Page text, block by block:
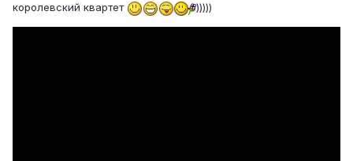
королевский квартет )))))